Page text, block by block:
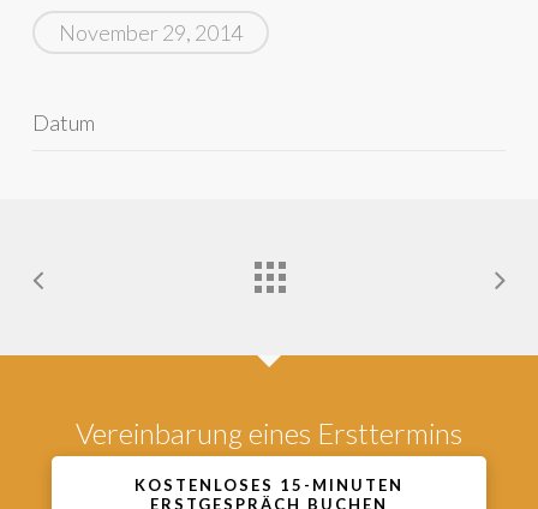
November 29, 2014
Datum
Vereinbarung eines Ersttermins
KOSTENLOSES 15-MINUTEN
ERSTGESPRÄCH BUCHEN